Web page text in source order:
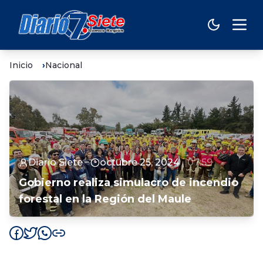
Inicio Nacional
Diario Siete octubre 25, 2024 07:59
Gobierno realiza simulacro de incendio
forestal en la Región del Maule